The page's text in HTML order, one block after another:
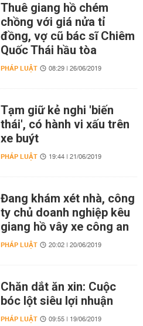
Thuê giang hồ chém
chồng với giá nửa tỉ
đồng, vợ cũ bác sĩ Chiêm
Quốc Thái hầu tòa
PHÁP LUẬT 08:29 | 26/06/2019
Tạm giữ kẻ nghi 'biến
thái', có hành vi xấu trên
xe buýt
PHÁP LUẬT 19:44 | 21/06/2019
Đang khám xét nhà, công
ty chủ doanh nghiệp kêu
giang hồ vây xe công an
PHÁP LUẬT 20:02 | 20/06/2019
Chăn dắt ăn xin: Cuộc
bóc lột siêu lợi nhuận
PHÁP LUẬT 09:55 | 19/06/2019